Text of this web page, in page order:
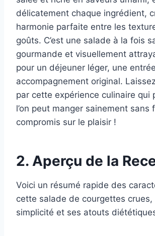
délicatement chaque ingrédient,
harmonie parfaite entre les
goûts. C’est une salade à la fois
gourmande et visuellement
pour un déjeuner léger, une
accompagnement original.
par cette expérience culinaire qui
l’on peut manger sainement sans
compromis sur le plaisir !
2. Aperçu de la
Voici un résumé rapide des
cette salade de courgettes crues,
simplicité et ses atouts